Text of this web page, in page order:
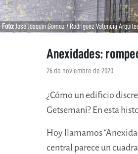
Foto: José Joaquín Gómez / Rodríguez Valencia
Anexidades:
26 de noviembre de 2020
¿Cómo un edificio
Getsemaní? En esta
Hoy llamamos
central parece un